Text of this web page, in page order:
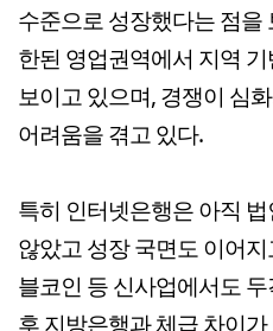
수준으로 성장했다는 점을
한된 영업권역에서 지역
보이고 있으며, 경쟁이 심
어려움을 겪고 있다.
특히 인터넷은행은 아직
않았고 성장 국면도 이어
블코인 등 신사업에서도
후 지방은행과 체급 차이